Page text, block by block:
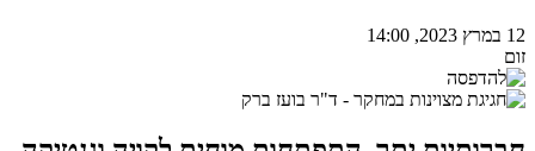
12 במרץ 2023, 14:00
זום